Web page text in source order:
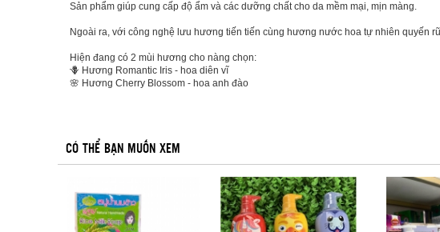
Sản phẩm giúp cung cấp độ ẩm và các dưỡng chất cho da mềm mại, mịn màng.
Ngoài ra, với công nghệ lưu hương tiến tiến cùng hương nước hoa tự nhiên quyến
Hiện đang có 2 mùi hương cho nàng chọn:
🪻 Hương Romantic Iris - hoa diên vĩ
🌸 Hương Cherry Blossom - hoa anh đào
CÓ THỂ BẠN MUỐN XEM
1